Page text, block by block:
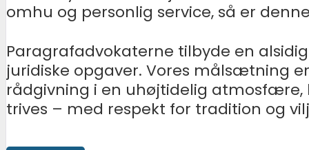
omhu og personlig service, så er
Paragrafadvokaterne tilbyde en
juridiske opgaver. Vores målsætning
rådgivning i en uhøjtidelig
trives – med respekt for tradition og